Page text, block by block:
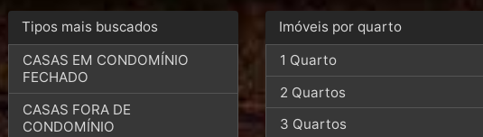
Tipos mais buscados
CASAS EM CONDOMÍNIO
FECHADO
CASAS FORA DE
CONDOMÍNIO
Imóveis por quarto
1 Quarto
2 Quartos
3 Quartos